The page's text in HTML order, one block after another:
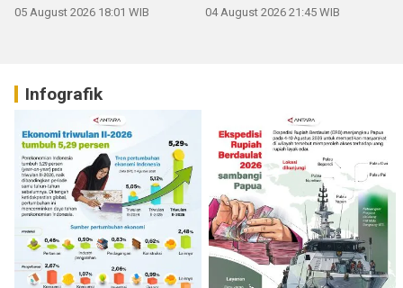
05 August 2026 18:01 WIB 04 August 2026 21:45 WIB
Infografik